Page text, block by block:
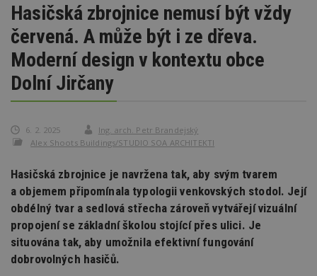
Hasičská zbrojnice nemusí být vždy
červená. A může být i ze dřeva.
Moderní design v kontextu obce
Dolní Jirčany
6. 2. 2025
Ing. arch. Petr Brandejský
Alex Shoots Buildings/STUDIO SOA ARCHITEKTI
Hasičská zbrojnice je navržena tak, aby svým tvarem
a objemem připomínala typologii venkovských stodol. Její
obdélný tvar a sedlová střecha zároveň vytvářejí vizuální
propojení se základní školou stojící přes ulici. Je
situována tak, aby umožnila efektivní fungování
dobrovolných hasičů.